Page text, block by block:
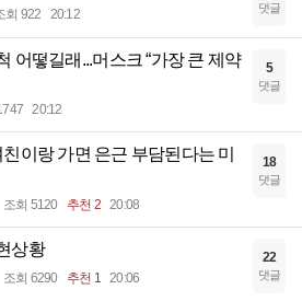
회 922 20:12 댓글
어떻길래...머스크 “가장 큰 제약
20:12
5
댓글
이랑 가면 은근 부담된다는 미
조회 5120 추천 2 20:08
18
댓글
상황
조회 6290 추천 1 20:06
22
댓글